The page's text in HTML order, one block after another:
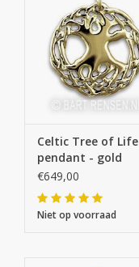
Celtic Tree of Life
pendant - gold
€649,00
Niet op voorraad